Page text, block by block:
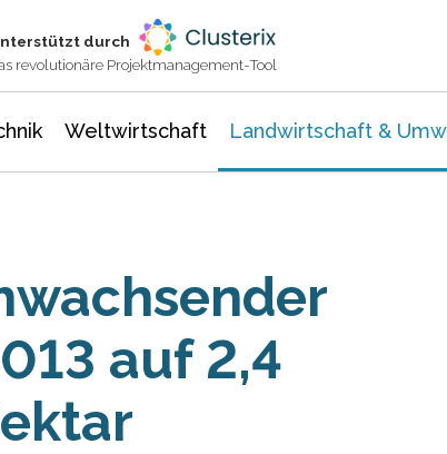
durch
revolutionäre Projektmanagement-Tool
Weltwirtschaft Landwirtschaft &
auf 2,4